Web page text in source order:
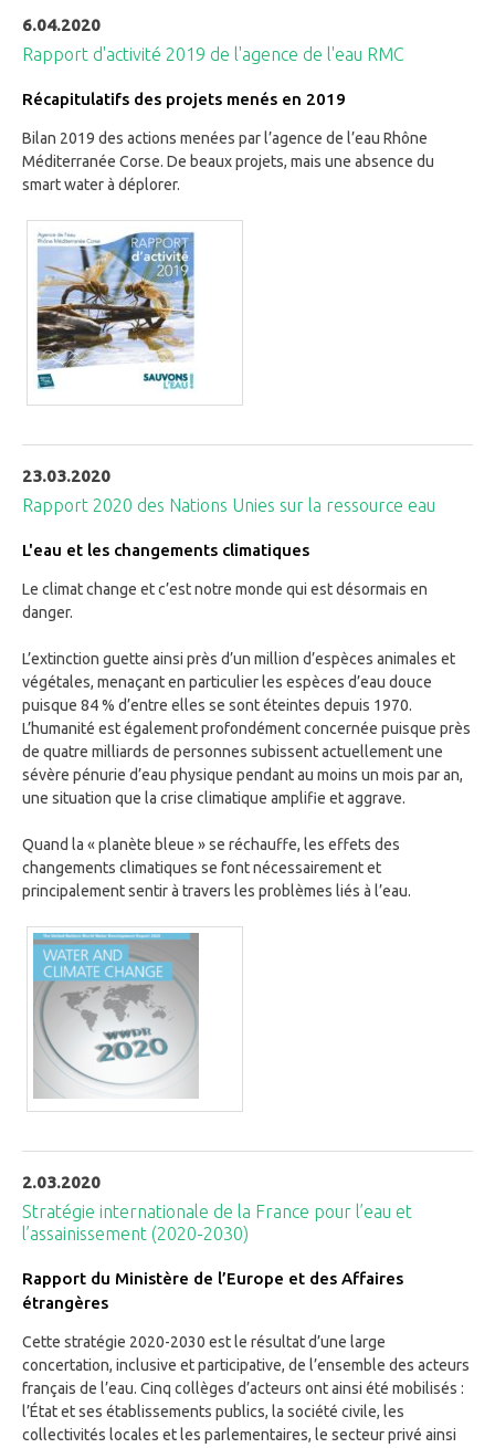
6.04.2020
Rapport d'activité 2019 de l'agence de l'eau RMC
Récapitulatifs des projets menés en 2019
Bilan 2019 des actions menées par l’agence de l’eau Rhône
Méditerranée Corse. De beaux projets, mais une absence du
smart water à déplorer.
23.03.2020
Rapport 2020 des Nations Unies sur la ressource eau
L'eau et les changements climatiques
Le climat change et c’est notre monde qui est désormais en
danger.
L’extinction guette ainsi près d’un million d’espèces animales et
végétales, menaçant en particulier les espèces d’eau douce
puisque 84 % d’entre elles se sont éteintes depuis 1970.
L’humanité est également profondément concernée puisque près
de quatre milliards de personnes subissent actuellement une
sévère pénurie d’eau physique pendant au moins un mois par an,
une situation que la crise climatique amplifie et aggrave.
Quand la « planète bleue » se réchauffe, les effets des
changements climatiques se font nécessairement et
principalement sentir à travers les problèmes liés à l’eau.
2.03.2020
Stratégie internationale de la France pour l’eau et
l’assainissement (2020-2030)
Rapport du Ministère de l’Europe et des Affaires
étrangères
Cette stratégie 2020-2030 est le résultat d’une large
concertation, inclusive et participative, de l’ensemble des acteurs
français de l’eau. Cinq collèges d’acteurs ont ainsi été mobilisés :
l’État et ses établissements publics, la société civile, les
collectivités locales et les parlementaires, le secteur privé ainsi